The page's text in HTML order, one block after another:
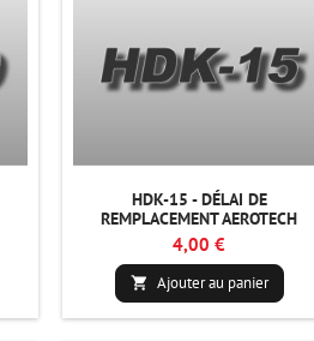
HDK-15 - DÉLAI DE
REMPLACEMENT AEROTECH
4,00 €
 Ajouter au panier